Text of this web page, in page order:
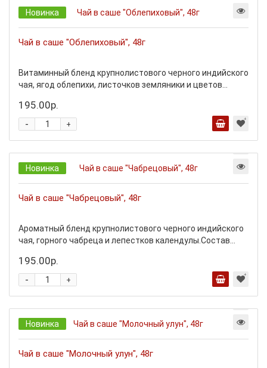
Новинка
Чай в саше "Облепиховый", 48г
Витаминный бленд крупнолистового черного индийского
чая, ягод облепихи, листочков земляники и цветов...
195.00р.
+
-
Новинка
Чай в саше "Чабрецовый", 48г
Ароматный бленд крупнолистового черного индийского
чая, горного чабреца и лепестков календулы.Состав...
195.00р.
+
-
Новинка
Чай в саше "Молочный улун", 48г